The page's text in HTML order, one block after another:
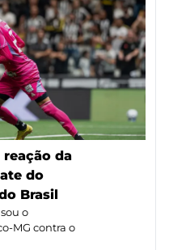
da
do
Brasil
o
MG contra o